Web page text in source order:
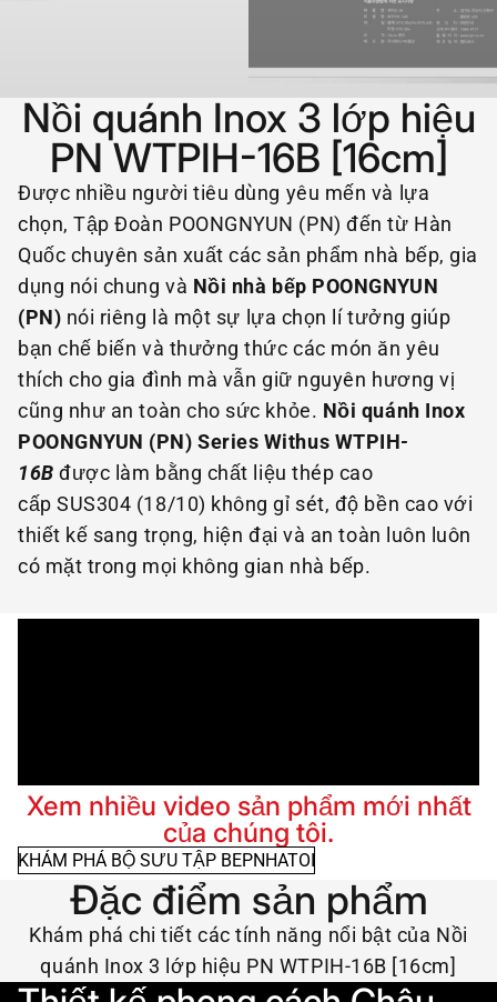
Nồi quánh Inox 3 lớp hiệu
PN WTPIH-16B [16cm]
Được nhiều người tiêu dùng yêu mến và lựa
chọn, Tập Đoàn POONGNYUN (PN) đến từ Hàn
Quốc chuyên sản xuất các sản phẩm nhà bếp, gia
dụng nói chung và Nồi nhà bếp POONGNYUN
(PN) nói riêng là một sự lựa chọn lí tưởng giúp
bạn chế biến và thưởng thức các món ăn yêu
thích cho gia đình mà vẫn giữ nguyên hương vị
cũng như an toàn cho sức khỏe. Nồi quánh Inox
POONGNYUN (PN) Series Withus WTPIH-
16B được làm bằng chất liệu thép cao
cấp SUS304 (18/10) không gỉ sét, độ bền cao với
thiết kế sang trọng, hiện đại và an toàn luôn luôn
có mặt trong mọi không gian nhà bếp.
Xem nhiều video sản phẩm mới nhất
của chúng tôi.
KHÁM PHÁ BỘ SƯU TẬP BEPNHATOI
Đặc điểm sản phẩm
Khám phá chi tiết các tính năng nổi bật của Nồi
quánh Inox 3 lớp hiệu PN WTPIH-16B [16cm]